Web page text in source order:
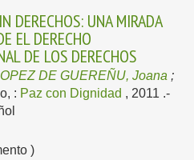
DERECHOS: UNA MIRADA
EL DERECHO
DE LOS DERECHOS
DE GUEREÑU, Joana ;
: Paz con Dignidad , 2011 .-
)